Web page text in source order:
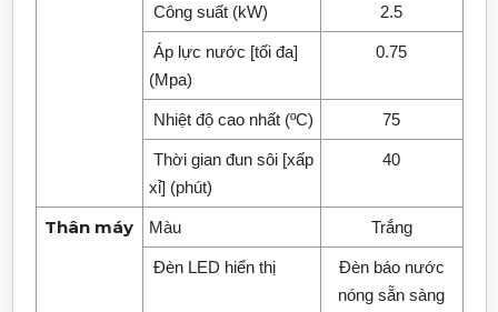
Công suất (kW) 2.5
Áp lực nước [tối đa]
(Mpa)
0.75
Nhiệt độ cao nhất (ºC) 75
Thời gian đun sôi [xấp
xỉ] (phút)
40
Thân máy Màu Trắng
Đèn LED hiển thị
Đèn báo nước
nóng sẵn sàng